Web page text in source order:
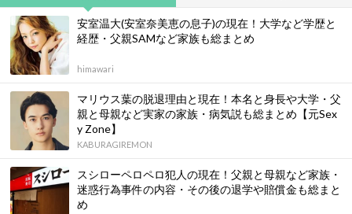
安室温大(安室奈美恵の息子)の現在！大学など学歴と
経歴・父親SAMなど家族も総まとめ
himawari
マリウス葉の脱退理由と現在！本名と身長や大学・父
親と母親など実家の家族・病気説も総まとめ【元Sex
y Zone】
KABURAGIREMON
スシローペロペロ犯人の現在！父親と母親など家族・
迷惑行為事件の内容・その後の退学や賠償金も総まと
め